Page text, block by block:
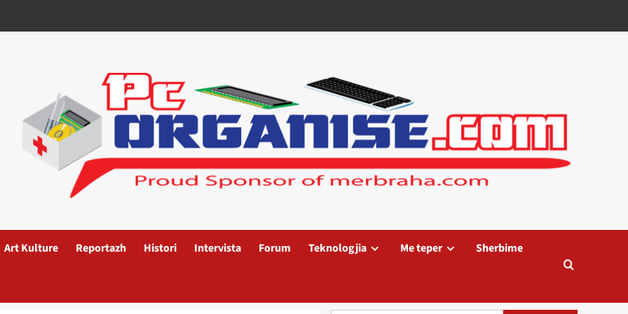
Art Kulture Reportazh Histori Intervista Forum Teknologjia Me teper Sherbime